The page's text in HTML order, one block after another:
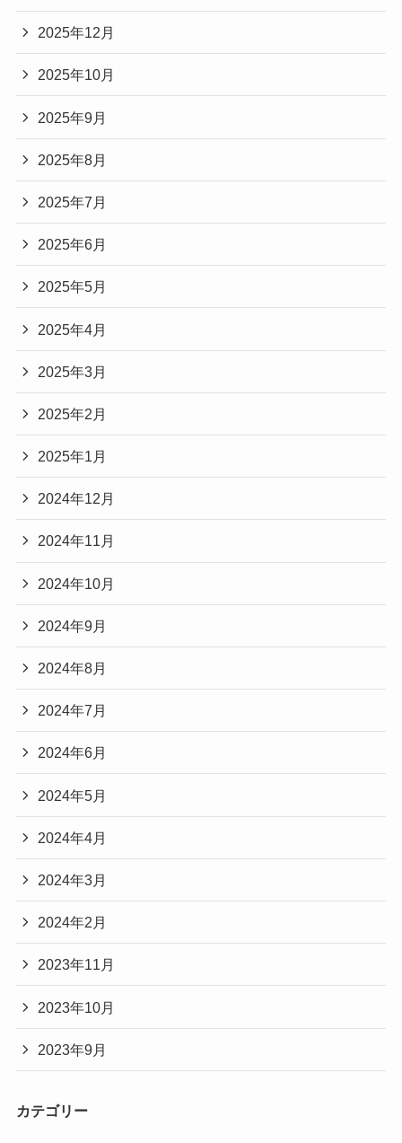
2025年12月
2025年10月
2025年9月
2025年8月
2025年7月
2025年6月
2025年5月
2025年4月
2025年3月
2025年2月
2025年1月
2024年12月
2024年11月
2024年10月
2024年9月
2024年8月
2024年7月
2024年6月
2024年5月
2024年4月
2024年3月
2024年2月
2023年11月
2023年10月
2023年9月
カテゴリー